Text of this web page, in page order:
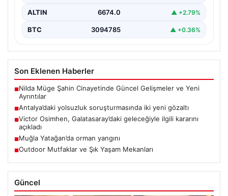
ALTIN 6674.0 ▲ +2.79%
BTC 3094785 ▲ +0.36%
Son Eklenen Haberler
■Nilda Müge Şahin Cinayetinde Güncel Gelişmeler ve Yeni
Ayrıntılar
■Antalya’daki yolsuzluk soruşturmasında iki yeni gözaltı
■Victor Osimhen, Galatasaray’daki geleceğiyle ilgili kararını
açıkladı
■Muğla Yatağan’da orman yangını
■Outdoor Mutfaklar ve Şık Yaşam Mekanları
Güncel